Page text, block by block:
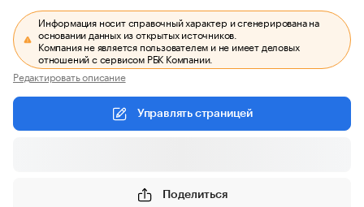
Информация носит справочный характер и сгенерирована на
основании данных из открытых источников.
Компания не является пользователем и не имеет деловых
отношений с сервисом РБК Компании.
Редактировать описание
Управлять страницей
Поделиться